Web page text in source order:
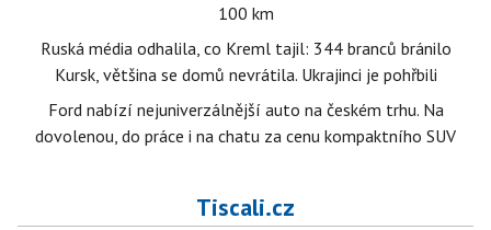
100 km
Ruská média odhalila, co Kreml tajil: 344 branců bránilo
Kursk, většina se domů nevrátila. Ukrajinci je pohřbili
Ford nabízí nejuniverzálnější auto na českém trhu. Na
dovolenou, do práce i na chatu za cenu kompaktního SUV
Tiscali.cz